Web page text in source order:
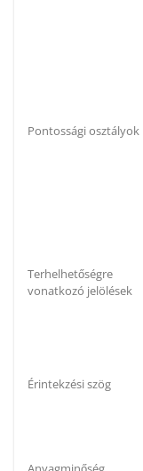
Pontossági osztályok
Terhelhetőségre
vonatkozó jelölések
Érintekzési szög